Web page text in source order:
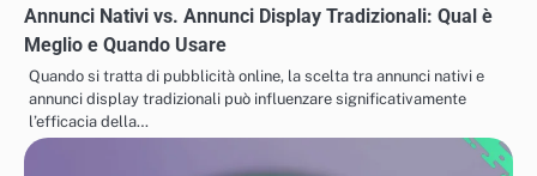
Annunci Nativi vs. Annunci Display Tradizionali: Qual è
Meglio e Quando Usare
Quando si tratta di pubblicità online, la scelta tra annunci nativi e
annunci display tradizionali può influenzare significativamente
l’efficacia della…